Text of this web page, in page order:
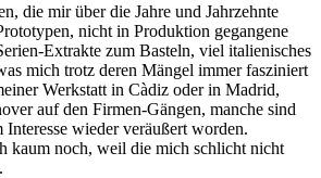
die mir über die Jahre und Jahrzehnte
nicht in Produktion gegangene
Extrakte zum Basteln, viel italienisches
mich trotz deren Mängel immer fasziniert
Werkstatt in Càdiz oder in Madrid,
auf den Firmen-Gängen, manche sind
Interesse wieder veräußert worden.
kaum noch, weil die mich schlicht nicht